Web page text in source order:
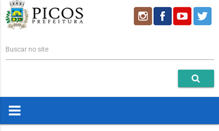
Buscar no site